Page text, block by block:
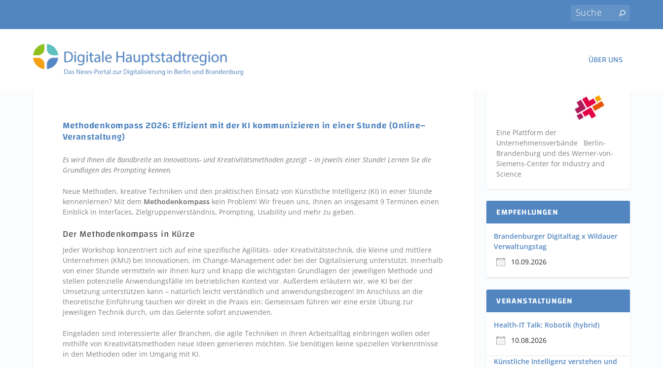
ÜBER UNS
Methodenkompass 2026: Effizient mit der KI kommunizieren in einer Stunde (Online–
Veranstaltung)
Es wird Ihnen die Bandbreite an Innovations- und Kreativitätsmethoden gezeigt – in jeweils einer Stunde! Lernen Sie die
Grundlagen des Prompting kennen.
Neue Methoden, kreative Techniken und den praktischen Einsatz von Künstliche Intelligenz (KI) in einer Stunde
kennenlernen? Mit dem Methodenkompass kein Problem! Wir freuen uns, Ihnen an insgesamt 9 Terminen einen
Einblick in Interfaces, Zielgruppenverständnis, Prompting, Usability und mehr zu geben.
Der Methodenkompass in Kürze
Jeder Workshop konzentriert sich auf eine spezifische Agilitäts- oder Kreativitätstechnik, die kleine und mittlere
Unternehmen (KMU) bei Innovationen, im Change-Management oder bei der Digitalisierung unterstützt. Innerhalb
von einer Stunde vermitteln wir Ihnen kurz und knapp die wichtigsten Grundlagen der jeweiligen Methode und
stellen potenzielle Anwendungsfälle im betrieblichen Kontext vor. Außerdem erläutern wir, wie KI bei der
Umsetzung unterstützen kann – natürlich leicht verständlich und anwendungsbezogen! Im Anschluss an die
theoretische Einführung tauchen wir direkt in die Praxis ein: Gemeinsam führen wir eine erste Übung zur
jeweiligen Technik durch, um das Gelernte sofort anzuwenden.
Eingeladen sind Interessierte aller Branchen, die agile Techniken in ihren Arbeitsalltag einbringen wollen oder
mithilfe von Kreativitätsmethoden neue Ideen generieren möchten. Sie benötigen keine speziellen Vorkenntnisse
in den Methoden oder im Umgang mit KI.
Eine Plattform der
Unternehmensverbände Berlin-
Brandenburg und des Werner-von-
Siemens-Center for Industry and
Science
EMPFEHLUNGEN
Brandenburger Digitaltag x Wildauer
Verwaltungstag
10.09.2026
VERANSTALTUNGEN
Health-IT Talk: Robotik (hybrid)
10.08.2026
Künstliche Intelligenz verstehen und